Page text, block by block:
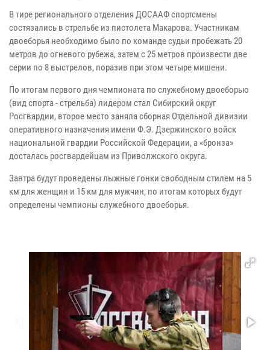
В тире регионального отделения ДОСААФ спортсмены
состязались в стрельбе из пистолета Макарова. Участникам
двоеборья необходимо было по команде судьи пробежать 20
метров до огневого рубежа, затем с 25 метров произвести две
серии по 8 выстрелов, поразив при этом четыре мишени.
По итогам первого дня чемпионата по служебному двоеборью
(вид спорта - стрельба) лидером стал Сибирский округ
Росгвардии, второе место заняла сборная Отдельной дивизии
оперативного назначения имени Ф.Э. Дзержинского войск
национальной гвардии Российской Федерации, а «бронза»
досталась росгвардейцам из Приволжского округа.
Завтра будут проведены лыжные гонки свободным стилем на 5
км для женщин и 15 км для мужчин, по итогам которых будут
определены чемпионы служебного двоеборья.